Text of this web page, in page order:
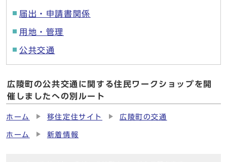
届出・申請書関係
用地・管理
公共交通
広陵町の公共交通に関する住民ワークショップを開
催しましたへの別ルート
ホーム 移住定住サイト 広陵町の交通
ホーム 新着情報